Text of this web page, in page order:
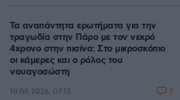
Τα αναπάντητα ερωτήματα για την
τραγωδία στην Πάρο με τον νεκρό
4χρονο στην πισίνα: Στο μικροσκόπιο
οι κάμερες και ο ρόλος του
ναυαγοσώστη
10.08.2026, 07:13 7